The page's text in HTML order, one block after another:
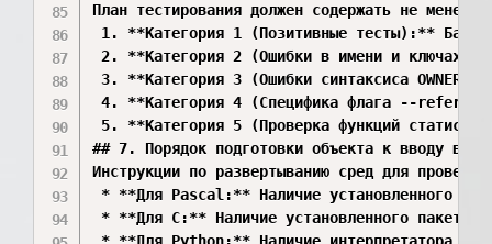
План тестирования должен содержать не
1. **Категория 1 (Позитивные тесты):**
2. **Категория 2 (Ошибки в имени и
3. **Категория 3 (Ошибки синтаксиса
4. **Категория 4 (Специфика флага --
5. **Категория 5 (Проверка функций
## 7. Порядок подготовки объекта к вводу в
Инструкции по развертыванию сред для
* **Для Pascal:** Наличие установленного
* **Для C:** Наличие установленного пакета